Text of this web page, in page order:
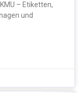
– Etiketten,
und